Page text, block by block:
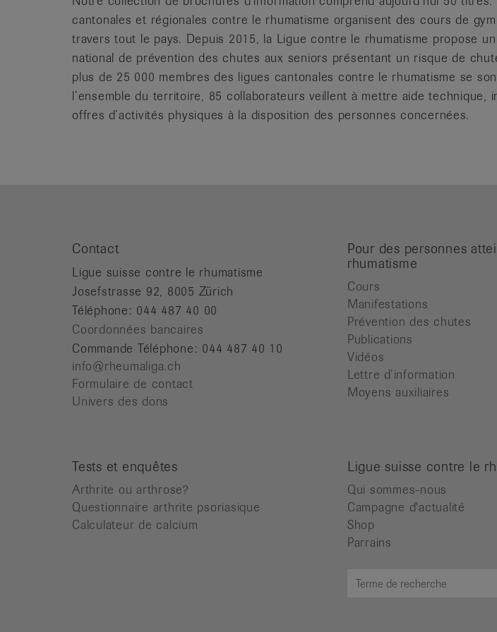
cantonales et régionales contre le rhumatisme organisent des cours de
travers tout le pays. Depuis 2015, la Ligue contre le rhumatisme propose
national de prévention des chutes aux seniors présentant un risque de
plus de 25 000 membres des ligues cantonales contre le rhumatisme se
l’ensemble du territoire, 85 collaborateurs veillent à mettre aide technique,
offres d’activités physiques à la disposition des personnes concernées.
Contact
Ligue suisse contre le rhumatisme
Josefstrasse 92, 8005 Zürich
Téléphone: 044 487 40 00
Coordonnées bancaires
Commande Téléphone: 044 487 40 10
info@rheumaliga.ch
Formulaire de contact
Univers des dons
Pour des personnes
rhumatisme
Cours
Manifestations
Prévention des chutes
Publications
Vidéos
Lettre d’information
Moyens auxiliaires
Tests et enquêtes
Arthrite ou arthrose?
Questionnaire arthrite psoriasique
Calculateur de calcium
Ligue suisse contre le
Qui sommes-nous
Campagne d'actualité
Shop
Parrains
Terme